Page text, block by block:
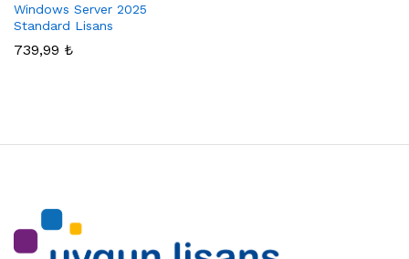
Windows Server 2025
Standard Lisans
739,99 ₺